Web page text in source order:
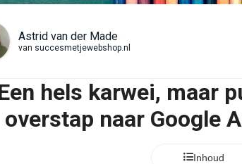
Astrid van der Made
van succesmetjewebshop.nl
hels karwei, maar
overstap naar Google
Inhoud